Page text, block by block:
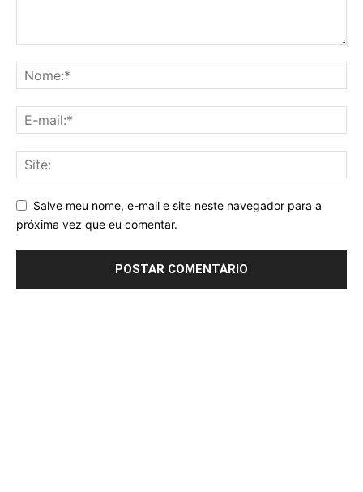
Salve meu nome, e-mail e site neste navegador para a
próxima vez que eu comentar.